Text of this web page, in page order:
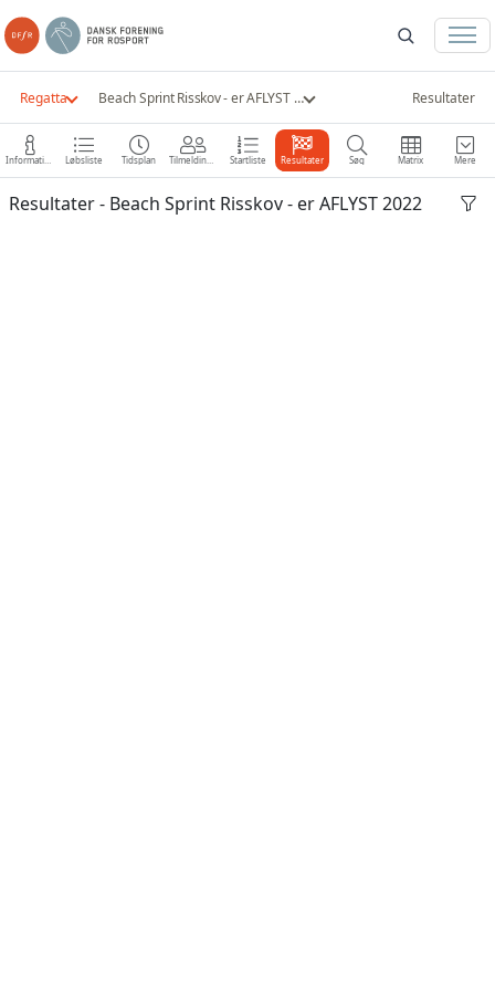
Regatta Beach Sprint Risskov - er AFLYST 2022 Resultater
Information Løbsliste Tidsplan Tilmeldinger Startliste Resultater Søg Matrix Mere
Resultater - Beach Sprint Risskov - er AFLYST 2022